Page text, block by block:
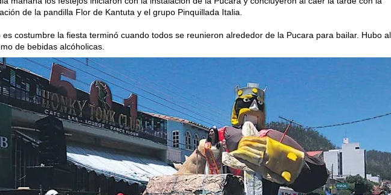
de la pandilla Flor de Kantuta y el grupo Pinquillada Italia.
es costumbre la fiesta terminó cuando todos se reunieron alrededor de la Pucara para bailar. Hubo
de bebidas alcóholicas.